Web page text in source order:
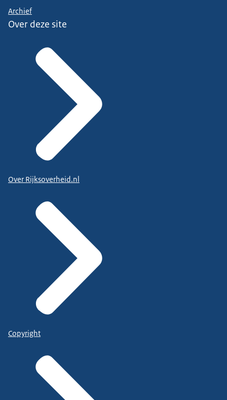
Archief
Over deze site
Over Rijksoverheid.nl
Copyright